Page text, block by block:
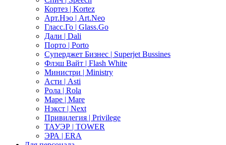
Кортез | Kortez
Арт.Нэо | Art.Neo
Гласс.Го | Glass.Go
Дали | Dali
Порто | Porto
Суперджет Бизнес | Superjet Bussines
Флэш Вайт | Flash White
Министри | Ministry
Асти | Asti
Рола | Rola
Маре | Mare
Нэкст | Next
Привилегия | Privilege
ТАУЭР | TOWER
ЭРА | ERA